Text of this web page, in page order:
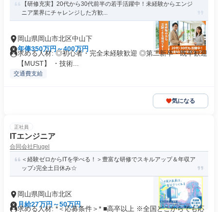
【研修充実】20代から30代前半の若手活躍中！未経験からエンジ
ニア業界にチャレンジした方歓...
岡山県岡山市北区中山下
年俸350万円～400万円
求める人材: ◎初心者・完全未経験歓迎 ◎第二新卒・既卒歓迎
【MUST】 ・技術...
交通費支給
気になる
正社員
ITエンジニア
合同会社Flugel
＜経験ゼロからITを学べる！＞豊富な研修でスキルアップ＆年収ア
ップ♪完全土日休み☆
岡山県岡山市北区
月給27万円～50万円
求める人材: *＜応募条件＞* ■高卒以上 ※全国どこからでも応